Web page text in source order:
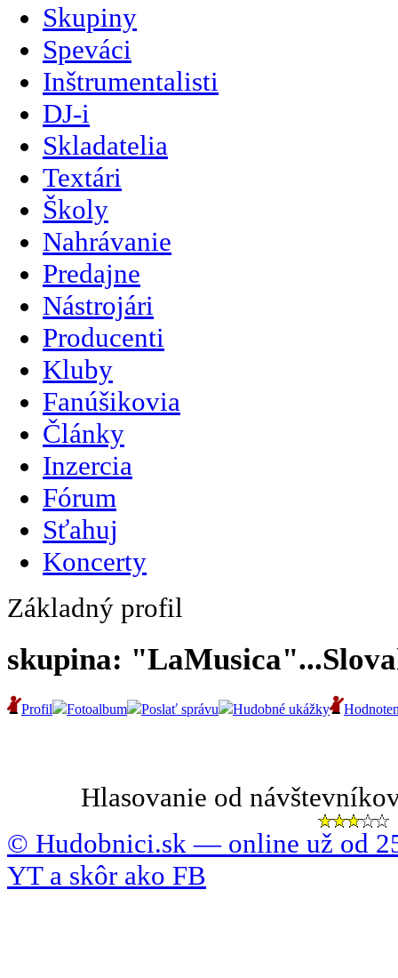
Skupiny
Speváci
Inštrumentalisti
DJ-i
Skladatelia
Textári
Školy
Nahrávanie
Predajne
Nástrojári
Producenti
Kluby
Fanúšikovia
Články
Inzercia
Fórum
Sťahuj
Koncerty
Základný profil
skupina:
Profil Fotoalbum Poslať správu Hudobné ukážky
Hlasovanie od
© Hudobnici.sk — online už od
YT a skôr ako FB